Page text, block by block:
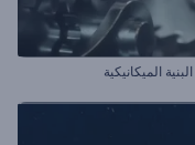
الميكانيكية